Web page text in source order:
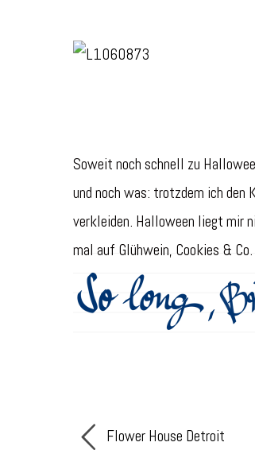
Soweit noch schnell zu
und noch was: trotzdem ich den
verkleiden. Halloween liegt mir
mal auf Glühwein, Cookies & Co.
Flower House Detroit